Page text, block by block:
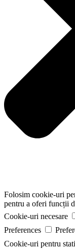
Folosim cookie-uri
pentru a oferi funcții
Cookie-uri necesare
Preferences
Cookie-uri pentru